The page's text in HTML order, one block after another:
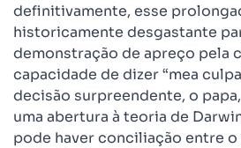
definitivamente, esse
historicamente desgastante
demonstração de apreço pela
capacidade de dizer “mea
decisão surpreendente, o
uma abertura à teoria de
pode haver conciliação entre